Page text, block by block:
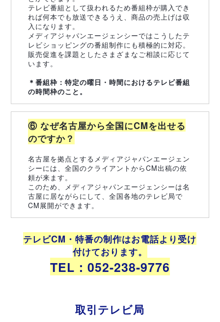
テレビ番組として扱われるため番組枠が購入でき
れば何本でも放送できるうえ、商品の売上げは収
入になります。
メディアジャパンエージェンシーではこうしたテ
レビショッピングの番組制作にも積極的に対応。
販売促進を課題としたさまざまなご相談に応じて
います。
＊番組枠：特定の曜日・時間におけるテレビ番組
の時間枠のこと。
⑥ なぜ名古屋から全国にCMを出せる
のですか？
名古屋を拠点とするメディアジャパンエージェン
シーには、全国のクライアントからCM出稿の依
頼が来ます。
このため、メディアジャパンエージェンシーは名
古屋に居ながらにして、全国各地のテレビ局で
CM展開ができます。
テレビCM・特番の制作はお電話より受け
付けております。
TEL：052-238-9776
取引テレビ局